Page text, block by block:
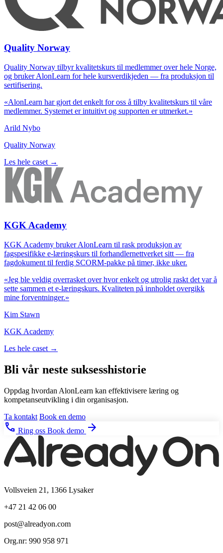
Quality Norway
Quality Norway tilbyr kvalitetskurs til medlemmer over hele Norge,
og bruker AlonLearn for hele kursverdikjeden — fra produksjon til
sertifisering.
«AlonLearn har gjort det enkelt for oss å tilby kvalitetskurs til våre
medlemmer. Systemet er intuitivt og supporten er utmerket.»
Arild Nybo
Quality Norway
Les hele caset →
KGK Academy
KGK Academy bruker AlonLearn til rask produksjon av
fagspesifikke e-læringskurs til forhandlernettverket sitt — fra
fagdokument til ferdig SCORM-pakke på timer, ikke uker.
«Jeg ble veldig overrasket over hvor enkelt og utrolig raskt det var å
sette sammen et e-læringskurs. Kvaliteten på innholdet overgikk
mine forventninger.»
Kim Stawn
KGK Academy
Les hele caset →
Bli vår neste suksesshistorie
Oppdag hvordan AlonLearn kan effektivisere læring og
kompetanseutvikling i din organisasjon.
Ta kontakt Book en demo
phone Ring oss Book demo arrow_forward
Vollsveien 21, 1366 Lysaker
+47 21 42 06 00
post@alreadyon.com
Org.nr: 990 958 971